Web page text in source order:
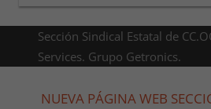
Sección Sindical Estatal de
Services. Grupo Getronics.
NUEVA PÁGINA WEB